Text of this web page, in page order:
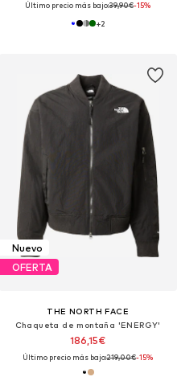
Último precio más bajo:39,90€-15%
+2
Nuevo
OFERTA
THE NORTH FACE
Chaqueta de montaña 'ENERGY'
186,15€
Último precio más bajo:219,00€-15%